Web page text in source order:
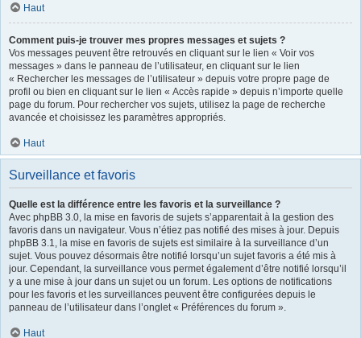
Haut
Comment puis-je trouver mes propres messages et sujets ?
Vos messages peuvent être retrouvés en cliquant sur le lien « Voir vos
messages » dans le panneau de l’utilisateur, en cliquant sur le lien
« Rechercher les messages de l’utilisateur » depuis votre propre page de
profil ou bien en cliquant sur le lien « Accès rapide » depuis n’importe quelle
page du forum. Pour rechercher vos sujets, utilisez la page de recherche
avancée et choisissez les paramètres appropriés.
Haut
Surveillance et favoris
Quelle est la différence entre les favoris et la surveillance ?
Avec phpBB 3.0, la mise en favoris de sujets s’apparentait à la gestion des
favoris dans un navigateur. Vous n’étiez pas notifié des mises à jour. Depuis
phpBB 3.1, la mise en favoris de sujets est similaire à la surveillance d’un
sujet. Vous pouvez désormais être notifié lorsqu’un sujet favoris a été mis à
jour. Cependant, la surveillance vous permet également d’être notifié lorsqu’il
y a une mise à jour dans un sujet ou un forum. Les options de notifications
pour les favoris et les surveillances peuvent être configurées depuis le
panneau de l’utilisateur dans l’onglet « Préférences du forum ».
Haut